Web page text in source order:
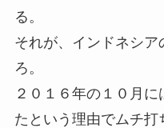
る。
それが、インドネシア
ろ。
２０１６年の１０月
たという理由でムチ